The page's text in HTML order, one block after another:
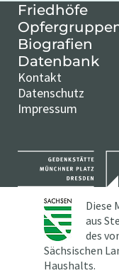
Friedhöfe
Biografien
Datenbank
Kontakt
Datenschutz
Impressum
Diese
aus
des
Sächsischen
Haushalts.